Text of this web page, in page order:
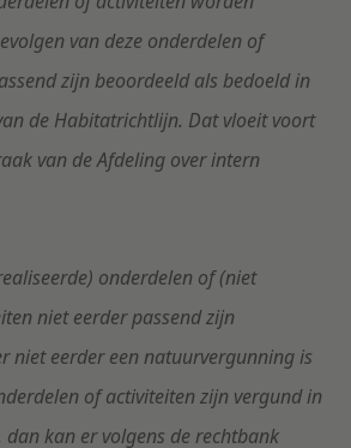
van deze onderdelen of
zijn beoordeeld als bedoeld in
de Habitatrichtlijn. Dat vloeit voort
van de Afdeling over intern
onderdelen of (niet
niet eerder passend zijn
niet eerder een natuurvergunning is
of activiteiten zijn vergund in
dan kan er volgens de rechtbank